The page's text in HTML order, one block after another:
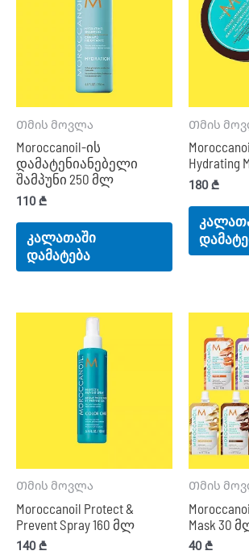
Თმის მოვლა
Moroccanoil-ის
დამატენიანებელი
შამპუნი 250 მლ
110₾
კალათაში
დამატება
Თმის
Hydrating
180₾
Თმის მოვლა
Moroccanoil Protect &
Prevent Spray 160 მლ
140₾
Თმის
Mask 30
40₾